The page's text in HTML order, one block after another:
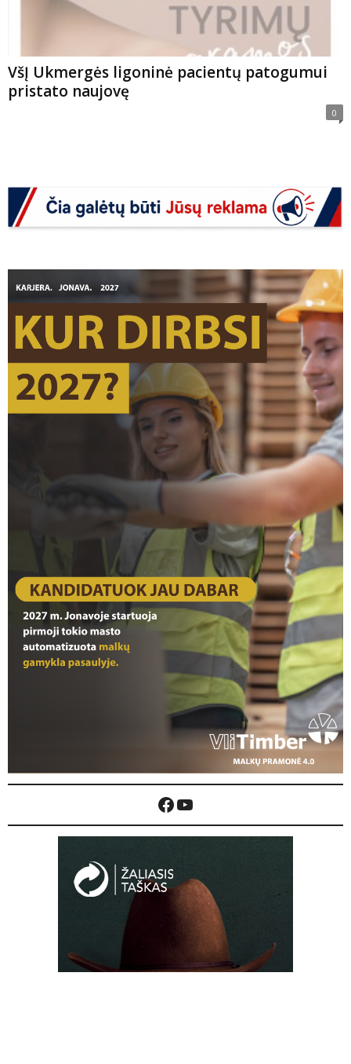
VšĮ Ukmergės ligoninė pacientų patogumui
pristato naujovę
0
VRK nustatė renkamų savivaldybių tarybų
narių skaičių: pokyčiai trijose savivaldybėse
0
REGISTRACIJA į Ukmergės nacionalinę visų
veislių šunų parodą PRASIDĖJO!
kiršlius ir sterkus